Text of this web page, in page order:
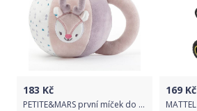
183 Kč
PETITE&MARS první míček do ruky s chrastítkem Suzi
169 Kč